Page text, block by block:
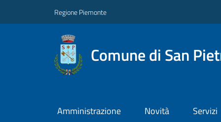
Regione Piemonte
Comune di San
Amministrazione Novità Servizi